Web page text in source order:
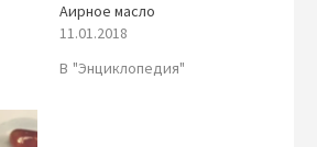
Аирное масло
11.01.2018
В "Энциклопедия"